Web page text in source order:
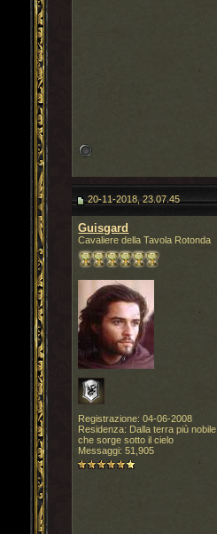
20-11-2018, 23.07.45
Guisgard
Cavaliere della Tavola Rotonda
Registrazione: 04-06-2008
Residenza: Dalla terra più nobile
che sorge sotto il cielo
Messaggi: 51,905